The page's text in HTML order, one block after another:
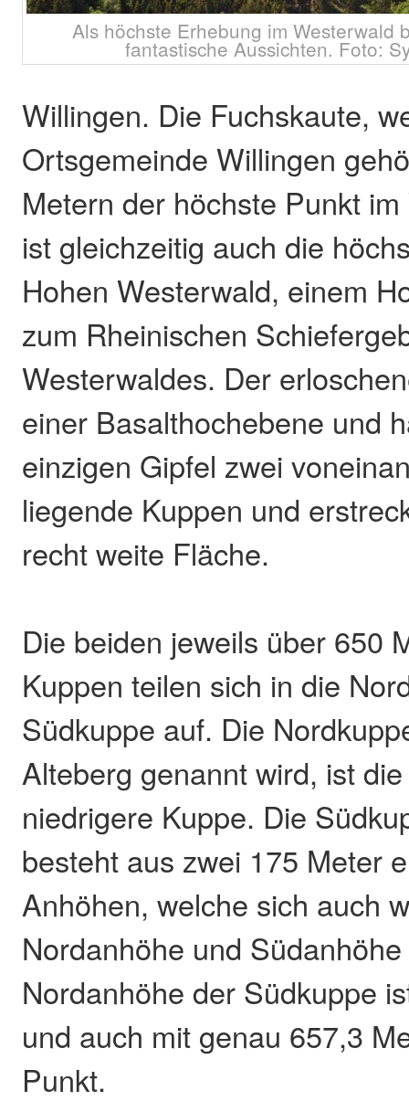
Als höchste Erhebung im Westerwald
fantastische Aussichten. Foto:
Willingen. Die Fuchskaute,
Ortsgemeinde Willingen
Metern der höchste Punkt
ist gleichzeitig auch die
Hohen Westerwald, einem
zum Rheinischen
Westerwaldes. Der
einer Basalthochebene und
einzigen Gipfel zwei
liegende Kuppen und
recht weite Fläche.
Die beiden jeweils über 650
Kuppen teilen sich in die
Südkuppe auf. Die
Alteberg genannt wird, ist
niedrigere Kuppe. Die
besteht aus zwei 175 Meter
Anhöhen, welche sich auch
Nordanhöhe und
Nordanhöhe der Südkuppe
und auch mit genau 657,3
Punkt.